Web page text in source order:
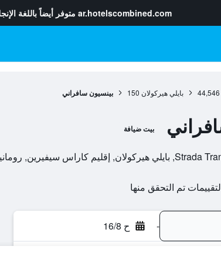
ar.hotelscombined.com متوفر أيضاً باللغة
44,546 بايلي هيركولان 150 بينسيون سافراني
بيت ضيافة
- ح 16/8